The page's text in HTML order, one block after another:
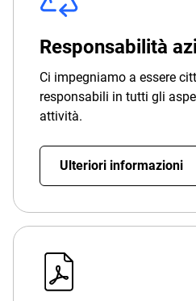
Responsabilità
Ci impegniamo a essere
responsabili in tutti gli
attività.
Ulteriori informazioni